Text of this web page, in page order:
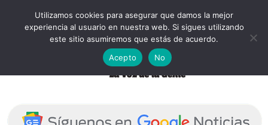
Utilizamos cookies para asegurar que damos la mejor
experiencia al usuario en nuestra web. Si sigues utilizando
este sitio asumiremos que estás de acuerdo.
Acepto
No